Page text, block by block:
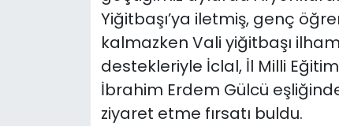
Yiğitbaşı’ya iletmiş, genç
kalmazken Vali yiğitbaşı
destekleriyle İclal, İl Milli
İbrahim Erdem Gülcü
ziyaret etme fırsatı buldu.